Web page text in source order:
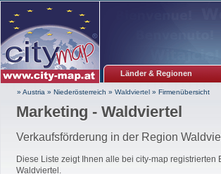
Länder & Regionen
» Austria » Niederösterreich » Waldviertel » Firmenübersicht
Marketing - Waldviertel
Verkaufsförderung in der Region
Diese Liste zeigt Ihnen alle bei city-map registrierten
Waldviertel.